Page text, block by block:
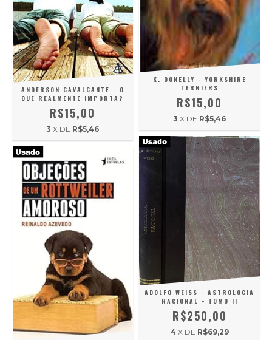
ANDERSON CAVALCANTE - O
QUE REALMENTE IMPORTA?
R$15,00
3 X DE R$5,46
K. DONELLY - YORKSHIRE
TERRIERS
R$15,00
3 X DE R$5,46
ADOLFO WEISS - ASTROLOGIA
RACIONAL - TOMO II
R$250,00
4 X DE R$69,29